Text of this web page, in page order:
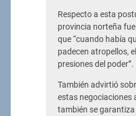
Respecto a esta
provincia norteña
que “cuando había
padecen atropellos,
presiones del poder”.
También advirtió
estas negociaciones
también se